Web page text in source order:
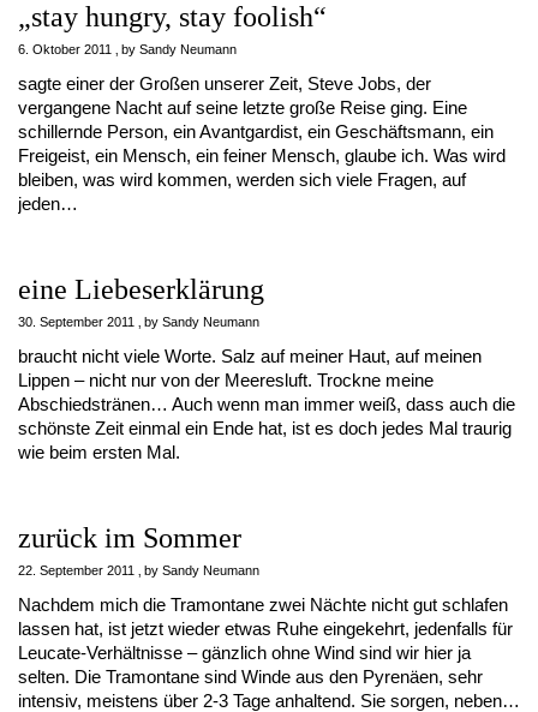
„stay hungry, stay foolish“
6. Oktober 2011 by Sandy Neumann
sagte einer der Großen unserer Zeit, Steve Jobs, der
vergangene Nacht auf seine letzte große Reise ging. Eine
schillernde Person, ein Avantgardist, ein Geschäftsmann, ein
Freigeist, ein Mensch, ein feiner Mensch, glaube ich. Was wird
bleiben, was wird kommen, werden sich viele Fragen, auf
jeden…
eine Liebeserklärung
30. September 2011 by Sandy Neumann
braucht nicht viele Worte. Salz auf meiner Haut, auf meinen
Lippen – nicht nur von der Meeresluft. Trockne meine
Abschiedstränen… Auch wenn man immer weiß, dass auch die
schönste Zeit einmal ein Ende hat, ist es doch jedes Mal traurig
wie beim ersten Mal.
zurück im Sommer
22. September 2011 by Sandy Neumann
Nachdem mich die Tramontane zwei Nächte nicht gut schlafen
lassen hat, ist jetzt wieder etwas Ruhe eingekehrt, jedenfalls für
Leucate-Verhältnisse – gänzlich ohne Wind sind wir hier ja
selten. Die Tramontane sind Winde aus den Pyrenäen, sehr
intensiv, meistens über 2-3 Tage anhaltend. Sie sorgen, neben…